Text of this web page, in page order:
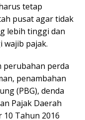
tetap
pusat agar tidak
lebih tinggi dan
wajib pajak.
perubahan perda
penambahan
(PBG), denda
Pajak Daerah
10 Tahun 2016